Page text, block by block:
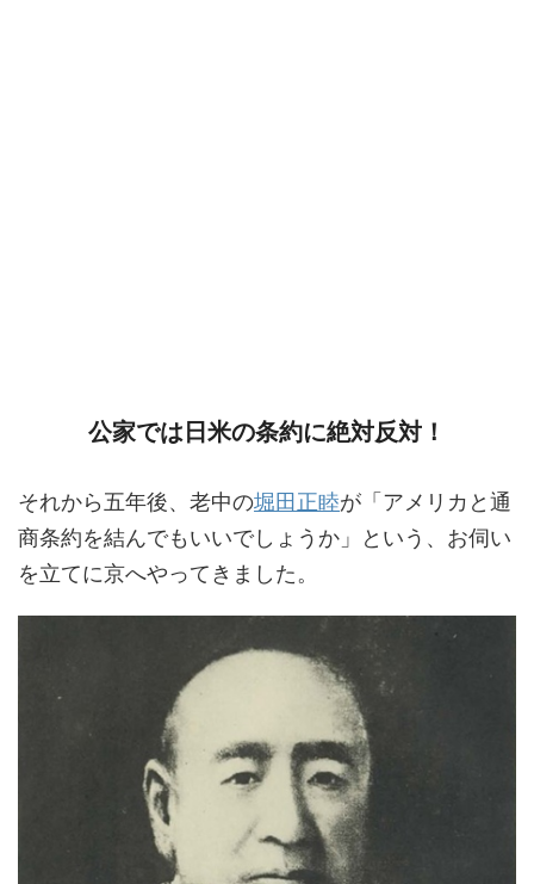
公家では日米の条約に絶対反対！
それから五年後、老中の堀田正睦が「アメリカと通
商条約を結んでもいいでしょうか」という、お伺い
を立てに京へやってきました。